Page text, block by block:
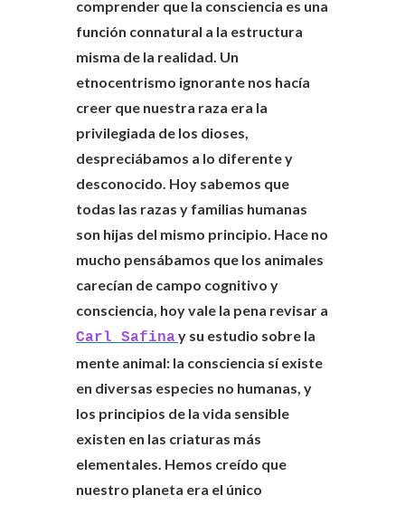
comprender que la consciencia es una
función connatural a la estructura
misma de la realidad. Un
etnocentrismo ignorante nos hacía
creer que nuestra raza era la
privilegiada de los dioses,
despreciábamos a lo diferente y
desconocido. Hoy sabemos que
todas las razas y familias humanas
son hijas del mismo principio. Hace no
mucho pensábamos que los animales
carecían de campo cognitivo y
consciencia, hoy vale la pena revisar a
Carl Safinay su estudio sobre la
mente animal: la consciencia sí existe
en diversas especies no humanas, y
los principios de la vida sensible
existen en las criaturas más
elementales. Hemos creído que
nuestro planeta era el único